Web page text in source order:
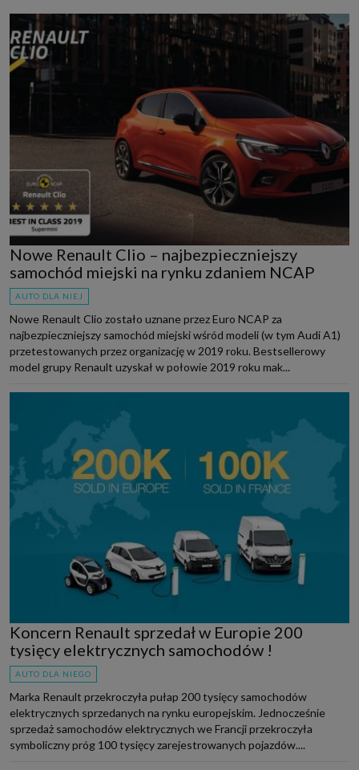
Nowe Renault Clio – najbezpieczniejszy
samochód miejski na rynku zdaniem NCAP
AUTO DLA NIEJ
Nowe Renault Clio zostało uznane przez Euro NCAP za
najbezpieczniejszy samochód miejski wśród modeli (w tym Audi A1)
przetestowanych przez organizację w 2019 roku. Bestsellerowy
model grupy Renault uzyskał w połowie 2019 roku mak...
Koncern Renault sprzedał w Europie 200
tysięcy elektrycznych samochodów !
AUTO DLA NIEGO
Marka Renault przekroczyła pułap 200 tysięcy samochodów
elektrycznych sprzedanych na rynku europejskim. Jednocześnie
sprzedaż samochodów elektrycznych we Francji przekroczyła
symboliczny próg 100 tysięcy zarejestrowanych pojazdów....